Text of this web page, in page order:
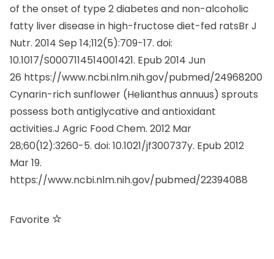
of the onset of type 2 diabetes and non-alcoholic
fatty liver disease in high-fructose diet-fed ratsBr J
Nutr. 2014 Sep 14;112(5):709-17. doi:
10.1017/S0007114514001421. Epub 2014 Jun
26 https://www.ncbi.nlm.nih.gov/pubmed/24968200
Cynarin-rich sunflower (Helianthus annuus) sprouts
possess both antiglycative and antioxidant
activities.J Agric Food Chem. 2012 Mar
28;60(12):3260-5. doi: 10.1021/jf300737y. Epub 2012
Mar 19.
https://www.ncbi.nlm.nih.gov/pubmed/22394088
Favorite